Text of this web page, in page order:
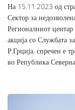
На 15.11.2023 од
Сектор за
Регионалниот
акција со Службата
Р.Грција, спречен е
во Република